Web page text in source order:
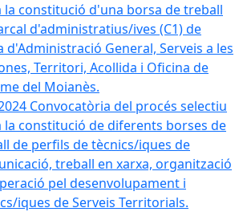
la constitució d'una borsa de treball
d'administratius/ives (C1) de
d'Administració General, Serveis a les
Territori, Acollida i Oficina de
del Moianès.
Convocatòria del procés selectiu
la constitució de diferents borses de
de perfils de tècnics/iques de
treball en xarxa, organització
pel desenvolupament i
iques de Serveis Territorials.